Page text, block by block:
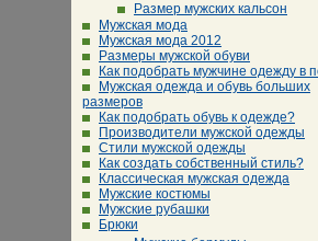
Размер мужских кальсон
Мужская мода
Мужская мода 2012
Размеры мужской обуви
Как подобрать мужчине одежду в
Мужская одежда и обувь больших
размеров
Как подобрать обувь к одежде?
Производители мужской одежды
Стили мужской одежды
Как создать собственный стиль?
Классическая мужская одежда
Мужские костюмы
Мужские рубашки
Брюки